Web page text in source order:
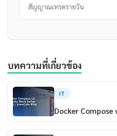
สัญญาณเทรดรายวัน
บทความที่เกี่ยวข้อง
IT
Docker Compose